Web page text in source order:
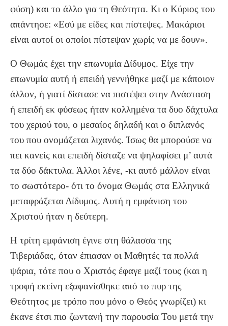
φύση) και το άλλο για τη Θεότητα. Κι ο Κύριος του
απάντησε: «Εσύ με είδες και πίστεψες. Μακάριοι
είναι αυτοί οι οποίοι πίστεψαν χωρίς να με δουν».
Ο Θωμάς έχει την επωνυμία Δίδυμος. Είχε την
επωνυμία αυτή ή επειδή γεννήθηκε μαζί με κάποιον
άλλον, ή γιατί δίστασε να πιστέψει στην Ανάσταση
ή επειδή εκ φύσεως ήταν κολλημένα τα δυο δάχτυλα
του χεριού του, ο μεσαίος δηλαδή και ο διπλανός
του που ονομάζεται λιχανός. Ίσως θα μπορούσε να
πει κανείς και επειδή δίσταζε να ψηλαφίσει μ’ αυτά
τα δύο δάκτυλα. Άλλοι λένε, -κι αυτό μάλλον είναι
το σωστότερο- ότι το όνομα Θωμάς στα Ελληνικά
μεταφράζεται Δίδυμος. Αυτή η εμφάνιση του
Χριστού ήταν η δεύτερη.
Η τρίτη εμφάνιση έγινε στη θάλασσα της
Τιβεριάδας, όταν έπιασαν οι Μαθητές τα πολλά
ψάρια, τότε που ο Χριστός έφαγε μαζί τους (και η
τροφή εκείνη εξαφανίσθηκε από το πυρ της
Θεότητος με τρόπο που μόνο ο Θεός γνωρίζει) κι
έκανε έτσι πιο ζωντανή την παρουσία Του μετά την